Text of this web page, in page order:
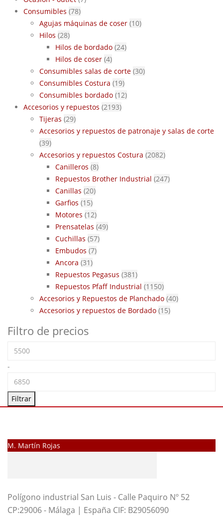
Consumibles (78)
Agujas máquinas de coser (10)
Hilos (28)
Hilos de bordado (24)
Hilos de coser (4)
Consumibles salas de corte (30)
Consumibles Costura (19)
Consumibles bordado (12)
Accesorios y repuestos (2193)
Tijeras (29)
Accesorios y repuestos de patronaje y salas de corte
(39)
Accesorios y repuestos Costura (2082)
Canilleros (8)
Repuestos Brother Industrial (247)
Canillas (20)
Garfios (15)
Motores (12)
Prensatelas (49)
Cuchillas (57)
Embudos (7)
Ancora (31)
Repuestos Pegasus (381)
Repuestos Pfaff Industrial (1150)
Accesorios y Repuestos de Planchado (40)
Accesorios y repuestos de Bordado (15)
Filtro de precios
-
Filtrar
M. Martín Rojas
Polígono industrial San Luis - Calle Paquiro Nº 52
CP:29006 - Málaga | España CIF: B29056090